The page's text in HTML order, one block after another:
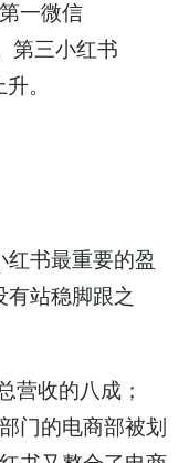
一微信
第三小红书
。
书最重要的盈
站稳脚跟之
营收的八成；
门的电商部被划